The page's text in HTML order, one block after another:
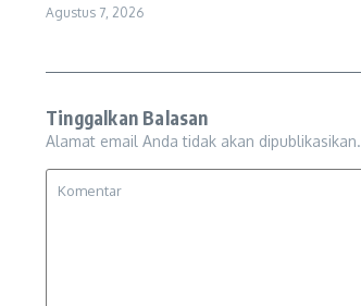
Agustus 7, 2026
Tinggalkan Balasan
Alamat email Anda tidak akan dipublikasikan.